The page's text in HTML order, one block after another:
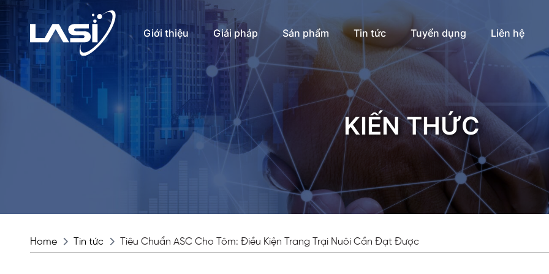
Giới thiệu Giải pháp Sản phẩm Tin tức Tuyển dụng Liên hệ
KIẾN THỨC
Home Tin tức Tiêu Chuẩn ASC Cho Tôm: Điều Kiện Trang Trại Nuôi Cần Đạt Được